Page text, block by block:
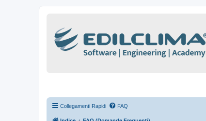
Collegamenti Rapidi FAQ